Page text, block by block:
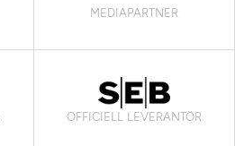
MEDIAPARTNER
OFFICIELL LEVERANTÖR